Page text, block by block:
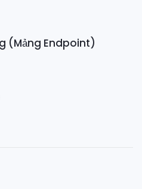
(Mảng Endpoint)